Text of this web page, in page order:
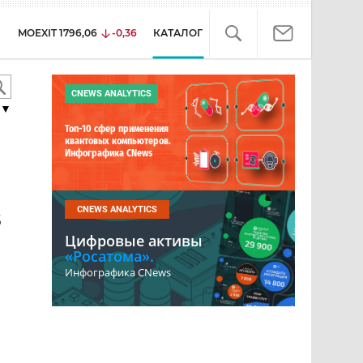
MOEXIT 1796,06 -0,36 КАТАЛОГ
▼
CNEWS ANALYTICS
Топ-10 сфер применения
квантовых компьютеров.
Инфографика CNews
CNEWS ANALYTICS
Цифровые активы
«Росатома».
Инфографика CNews